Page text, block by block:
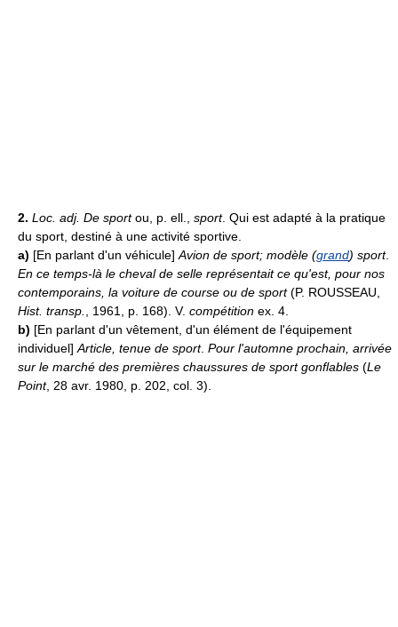
2. Loc. adj. De sportou, p. ell., sport. Qui est adapté à la pratique
du sport, destiné à une activité sportive.
a) [En parlant d'un véhicule] Avion de sport; modèle (grand) sport.
En ce temps-là le cheval de selle représentait ce qu'est, pour nos
contemporains, la voiture de course ou de sport(P. ROUSSEAU,
Hist. transp.
, 1961, p. 168). V. compétition ex. 4.
b) [En parlant d'un vêtement, d'un élément de l'équipement
individuel] Article, tenue de sport. Pour l'automne prochain, arrivée
sur le marché des premières chaussures de sport gonflables (Le
Point, 28 avr. 1980, p. 202, col. 3).